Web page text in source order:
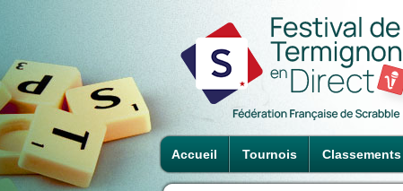
Accueil Tournois Classements